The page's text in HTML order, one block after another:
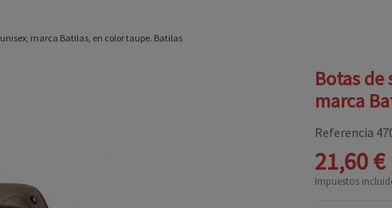
marca Batilas, en color taupe. Batilas
Botas de
marca
Referencia
21,60 €
Impuestos